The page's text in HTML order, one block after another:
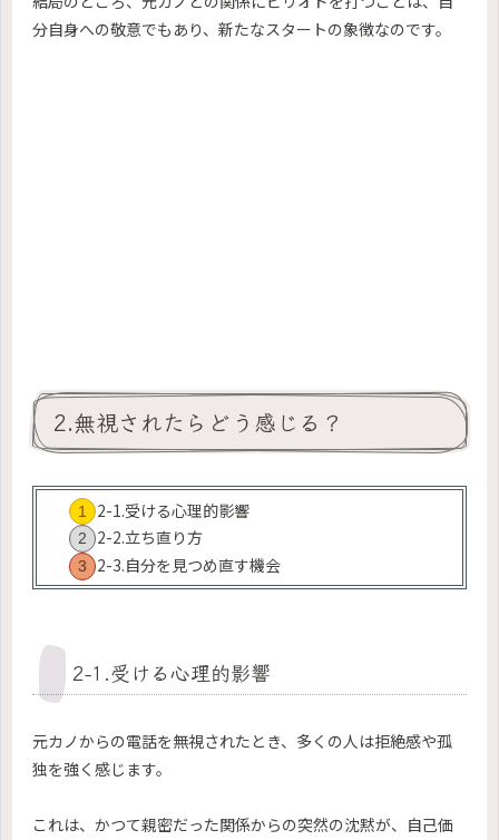
分自身への敬意でもあり、新たなスタートの象徴なのです。
2.無視されたらどう感じる？
2-1.受ける心理的影響
2-2.立ち直り方
2-3.自分を見つめ直す機会
2-1.受ける心理的影響
元カノからの電話を無視されたとき、多くの人は拒絶感や孤
独を強く感じます。
これは、かつて親密だった関係からの突然の沈黙が、自己価